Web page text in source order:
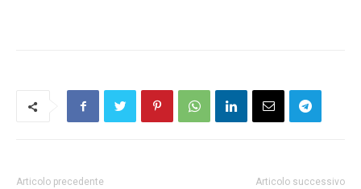
Articolo precedente Articolo successivo